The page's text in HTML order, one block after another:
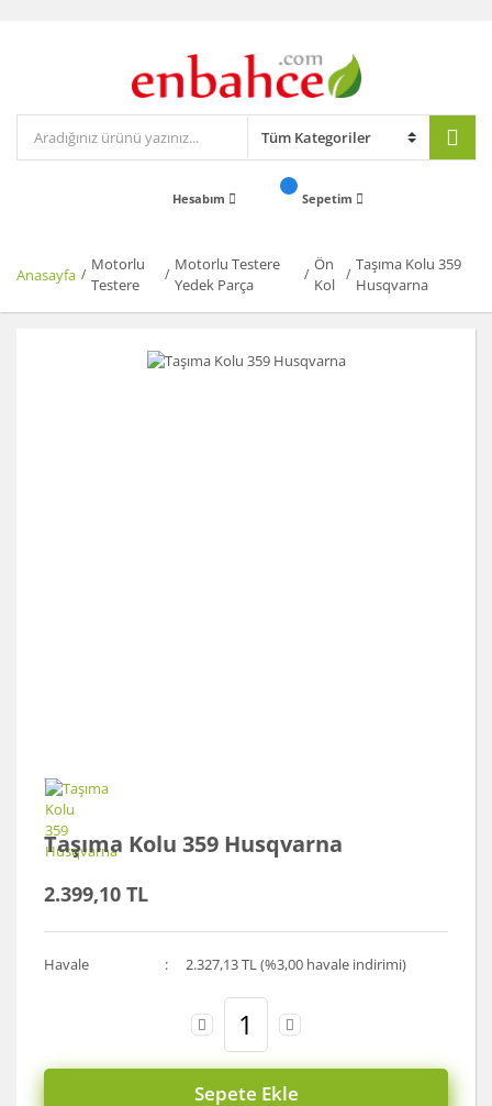
Hesabım Sepetim
Anasayfa
Motorlu
Testere
Motorlu Testere
Yedek Parça
Ön
Kol
Taşıma Kolu 359
Husqvarna
Taşıma Kolu 359 Husqvarna
2.399,10 TL
Havale 2.327,13 TL (%3,00 havale indirimi)
Sepete Ekle